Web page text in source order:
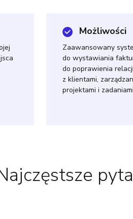
Możliwości
Zaawansowany
do wystawiania
do poprawienia relacji
z klientami,
projektami i